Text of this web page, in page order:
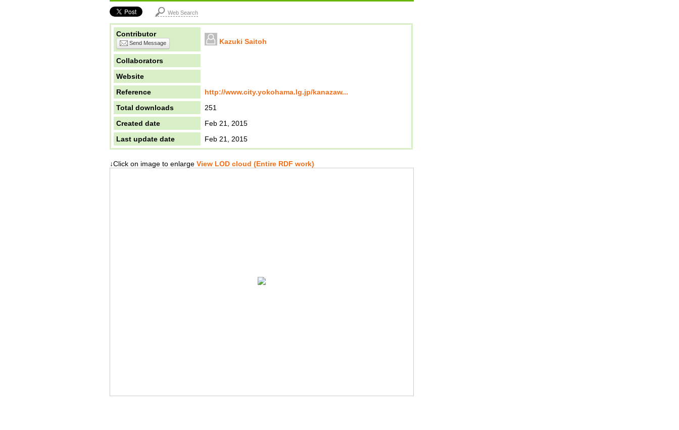
Web Search
Contributor
Send Message Kazuki Saitoh
Collaborators
Website
Reference
http://www.city.yokohama.lg.jp/kanazaw...
Total downloads
251
Created date
Feb 21, 2015
Last update date
Feb 21, 2015
↓Click on image to enlarge View LOD cloud (Entire RDF work)